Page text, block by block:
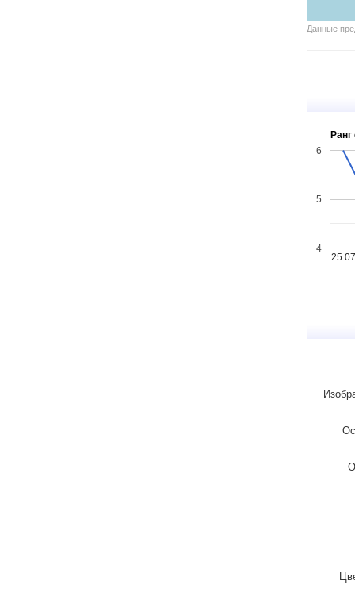
Данные
25.07
4
5
6